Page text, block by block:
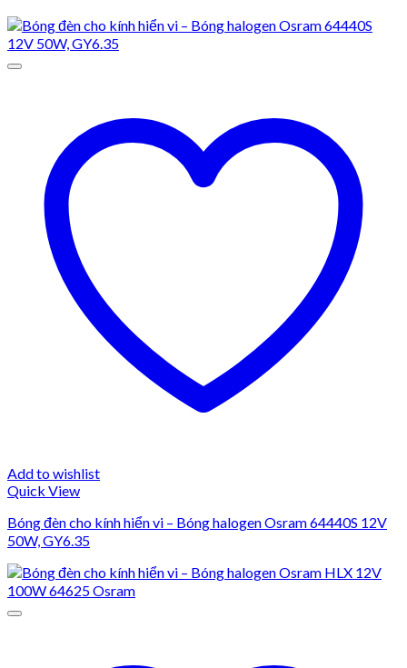
Add to wishlist
Quick View
Bóng đèn cho kính hiển vi – Bóng halogen Osram 64440S 12V
50W, GY6.35